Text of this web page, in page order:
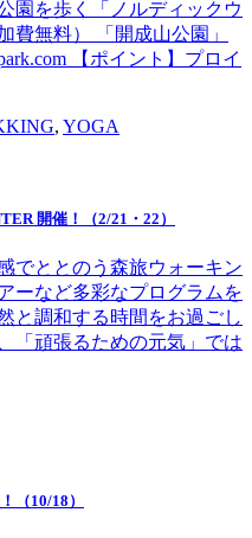
園を歩く「ノルディックウ
費無料） 「開成山公園」
【ポイント】プロイ
, YOGA
開催！（2/21・22）
でととのう森旅ウォーキン
ーなど多彩なプログラムを
と調和する時間をお過ごし
「頑張るための元気」では
（10/18）